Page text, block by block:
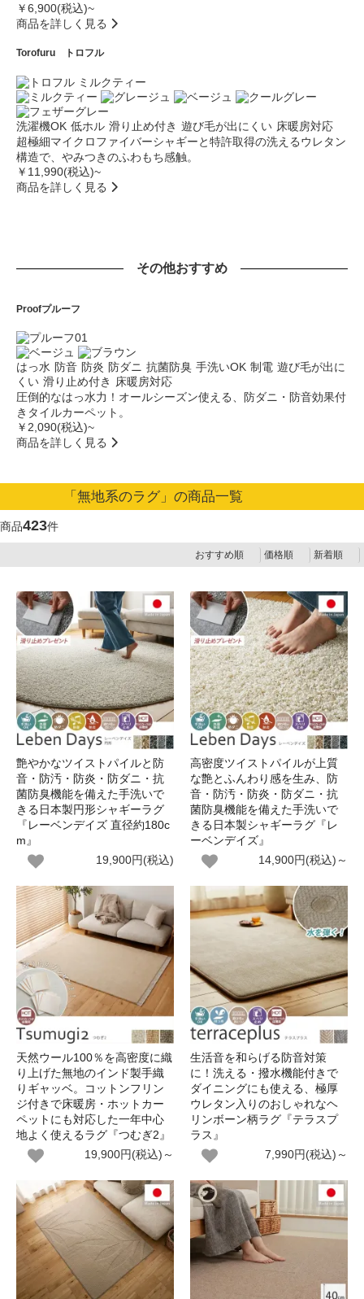
￥6,900(税込)~
商品を詳しく見る
Torofuru トロフル
洗濯機OK 低ホル 滑り止め付き 遊び毛が出にくい 床暖房対応
超極細マイクロファイバーシャギーと特許取得の洗えるウレタン
構造で、やみつきのふわもち感触。
￥11,990(税込)~
商品を詳しく見る
その他おすすめ
Proofプルーフ
はっ水 防音 防炎 防ダニ 抗菌防臭 手洗いOK 制電 遊び毛が出に
くい 滑り止め付き
床暖房対応
圧倒的なはっ水力！オールシーズン使える、防ダニ・防音効果付
きタイルカーペット。
￥2,090(税込)~
商品を詳しく見る
「無地系のラグ」の商品一覧
商品423件
おすすめ順 価格順 新着順
艶やかなツイストパイルと防
音・防汚・防炎・防ダニ・抗
菌防臭機能を備えた手洗いで
きる日本製円形シャギーラグ
『レーベンデイズ 直径約180c
m』
19,900円(税込)
高密度ツイストパイルが上質
な艶とふんわり感を生み、防
音・防汚・防炎・防ダニ・抗
菌防臭機能を備えた手洗いで
きる日本製シャギーラグ『レ
ーベンデイズ』
14,900円(税込)～
天然ウール100％を高密度に織
り上げた無地のインド製手織
りギャッベ。コットンフリン
ジ付きで床暖房・ホットカー
ペットにも対応した一年中心
地よく使えるラグ『つむぎ2』
19,900円(税込)～
生活音を和らげる防音対策
に！洗える・撥水機能付きで
ダイニングにも使える、極厚
ウレタン入りのおしゃれなヘ
リンボーン柄ラグ『テラスプ
ラス』
7,990円(税込)～